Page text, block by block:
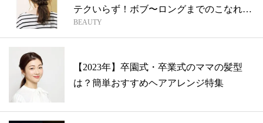
テクいらず！ボブ〜ロングまでのこなれヘ
ア
BEAUTY
【2023年】卒園式・卒業式のママの髪型
は？簡単おすすめヘアアレンジ特集